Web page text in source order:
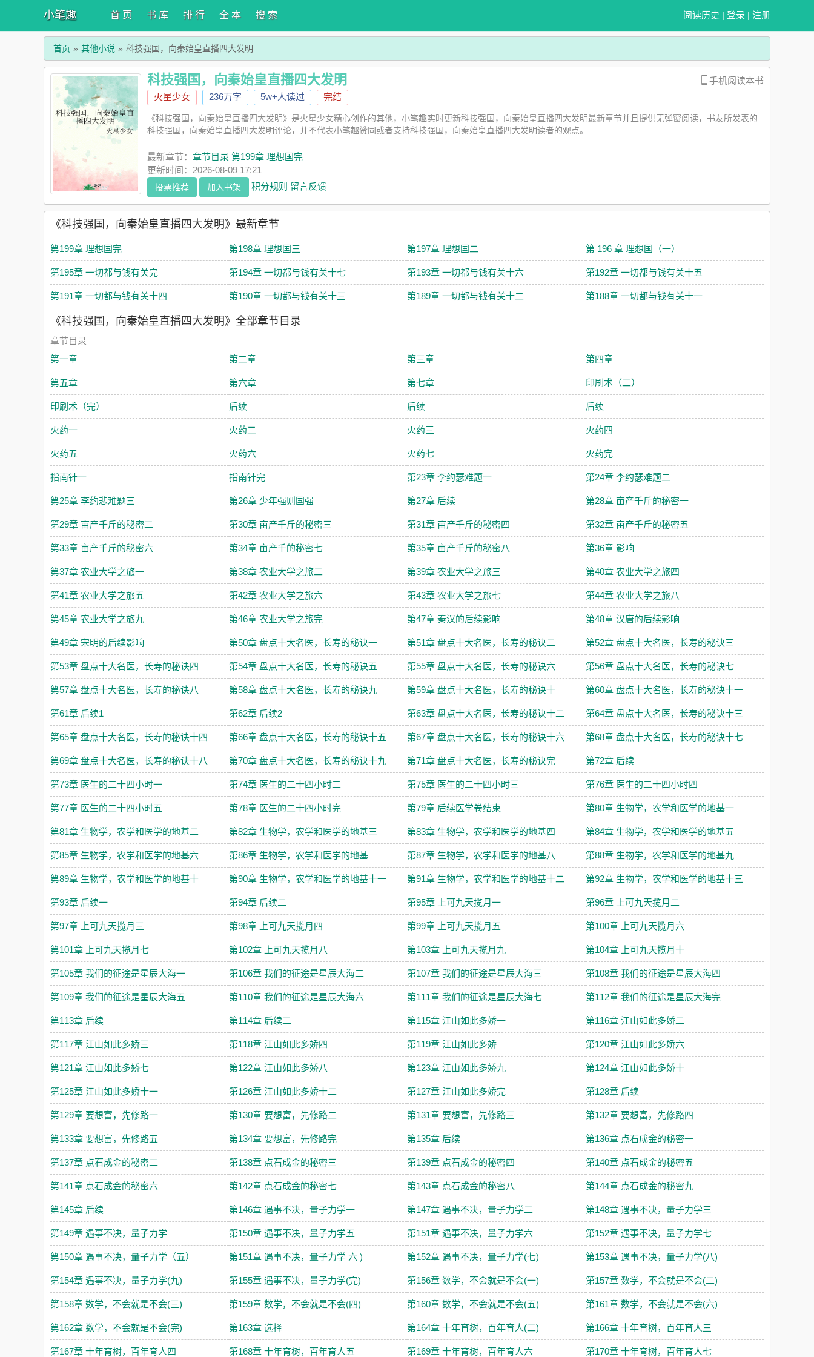
小笔趣 阅读历史 | 登录 | 注册
首 页 书 库 排 行 全 本 搜 索
首页 其他小说 科技强国，向秦始皇直播四大发明
手机阅读本书
科技强国，向秦始皇直播四大发明
火星少女 236万字 5w+人读过 完结
《科技强国，向秦始皇直播四大发明》是火星少女精心创作的其他，小笔趣实时更新科技强国，向秦始皇直播四大发明最新章节并且提供无弹窗阅读，书友所发表的
科技强国，向秦始皇直播四大发明评论，并不代表小笔趣赞同或者支持科技强国，向秦始皇直播四大发明读者的观点。
最新章节： 章节目录 第199章 理想国完
更新时间：2026-08-09 17:21
投票推荐 加入书架 积分规则 留言反馈
《科技强国，向秦始皇直播四大发明》最新章节
第199章 理想国完 第198章 理想国三 第197章 理想国二 第 196 章 理想国（一）
第195章 一切都与钱有关完 第194章 一切都与钱有关十七 第193章 一切都与钱有关十六 第192章 一切都与钱有关十五
第191章 一切都与钱有关十四 第190章 一切都与钱有关十三 第189章 一切都与钱有关十二 第188章 一切都与钱有关十一
《科技强国，向秦始皇直播四大发明》全部章节目录
章节目录
第一章
第二章 第三章 第四章
第五章 第六章 第七章 印刷术（二）
印刷术（完） 后续 后续 后续
火药一 火药二 火药三 火药四
火药五 火药六 火药七 火药完
指南针一 指南针完 第23章 李约瑟难题一 第24章 李约瑟难题二
第25章 李约悲难题三 第26章 少年强则国强 第27章 后续 第28章 亩产千斤的秘密一
第29章 亩产千斤的秘密二 第30章 亩产千斤的秘密三 第31章 亩产千斤的秘密四 第32章 亩产千斤的秘密五
第33章 亩产千斤的秘密六 第34章 亩产千的秘密七 第35章 亩产千斤的秘密八 第36章 影响
第37章 农业大学之旅一 第38章 农业大学之旅二 第39章 农业大学之旅三 第40章 农业大学之旅四
第41章 农业大学之旅五 第42章 农业大学之旅六 第43章 农业大学之旅七 第44章 农业大学之旅八
第45章 农业大学之旅九 第46章 农业大学之旅完 第47章 秦汉的后续影响 第48章 汉唐的后续影响
第49章 宋明的后续影响 第50章 盘点十大名医，长寿的秘诀一 第51章 盘点十大名医，长寿的秘诀二 第52章 盘点十大名医，长寿的秘诀三
第53章 盘点十大名医，长寿的秘诀四 第54章 盘点十大名医，长寿的秘诀五 第55章 盘点十大名医，长寿的秘诀六 第56章 盘点十大名医，长寿的秘诀七
第57章 盘点十大名医，长寿的秘诀八 第58章 盘点十大名医，长寿的秘诀九 第59章 盘点十大名医，长寿的秘诀十 第60章 盘点十大名医，长寿的秘诀十一
第61章 后续1 第62章 后续2 第63章 盘点十大名医，长寿的秘诀十二 第64章 盘点十大名医，长寿的秘诀十三
第65章 盘点十大名医，长寿的秘诀十四 第66章 盘点十大名医，长寿的秘诀十五 第67章 盘点十大名医，长寿的秘诀十六 第68章 盘点十大名医，长寿的秘诀十七
第69章 盘点十大名医，长寿的秘诀十八 第70章 盘点十大名医，长寿的秘诀十九 第71章 盘点十大名医，长寿的秘诀完 第72章 后续
第73章 医生的二十四小时一 第74章 医生的二十四小时二 第75章 医生的二十四小时三 第76章 医生的二十四小时四
第77章 医生的二十四小时五 第78章 医生的二十四小时完 第79章 后续医学卷结束 第80章 生物学，农学和医学的地基一
第81章 生物学，农学和医学的地基二 第82章 生物学，农学和医学的地基三 第83章 生物学，农学和医学的地基四 第84章 生物学，农学和医学的地基五
第85章 生物学，农学和医学的地基六 第86章 生物学，农学和医学的地基 第87章 生物学，农学和医学的地基八 第88章 生物学，农学和医学的地基九
第89章 生物学，农学和医学的地基十 第90章 生物学，农学和医学的地基十一 第91章 生物学，农学和医学的地基十二 第92章 生物学，农学和医学的地基十三
第93章 后续一 第94章 后续二 第95章 上可九天揽月一 第96章 上可九天揽月二
第97章 上可九天揽月三 第98章 上可九天揽月四 第99章 上可九天揽月五 第100章 上可九天揽月六
第101章 上可九天揽月七 第102章 上可九天揽月八 第103章 上可九天揽月九 第104章 上可九天揽月十
第105章 我们的征途是星辰大海一 第106章 我们的征途是星辰大海二 第107章 我们的征途是星辰大海三 第108章 我们的征途是星辰大海四
第109章 我们的征途是星辰大海五 第110章 我们的征途是星辰大海六 第111章 我们的征途是星辰大海七 第112章 我们的征途是星辰大海完
第113章 后续 第114章 后续二 第115章 江山如此多娇一 第116章 江山如此多娇二
第117章 江山如此多娇三 第118章 江山如此多娇四 第119章 江山如此多娇 第120章 江山如此多娇六
第121章 江山如此多娇七 第122章 江山如此多娇八 第123章 江山如此多娇九 第124章 江山如此多娇十
第125章 江山如此多娇十一 第126章 江山如此多娇十二 第127章 江山如此多娇完 第128章 后续
第129章 要想富，先修路一 第130章 要想富，先修路二 第131章 要想富，先修路三 第132章 要想富，先修路四
第133章 要想富，先修路五 第134章 要想富，先修路完 第135章 后续 第136章 点石成金的秘密一
第137章 点石成金的秘密二 第138章 点石成金的秘密三 第139章 点石成金的秘密四 第140章 点石成金的秘密五
第141章 点石成金的秘密六 第142章 点石成金的秘密七 第143章 点石成金的秘密八 第144章 点石成金的秘密九
第145章 后续 第146章 遇事不决，量子力学一 第147章 遇事不决，量子力学二 第148章 遇事不决，量子力学三
第149章 遇事不决，量子力学 第150章 遇事不决，量子力学五 第151章 遇事不决，量子力学六 第152章 遇事不决，量子力学七
第150章 遇事不决，量子力学（五） 第151章 遇事不决，量子力学 六 ) 第152章 遇事不决，量子力学(七) 第153章 遇事不决，量子力学(八)
第154章 遇事不决，量子力学(九) 第155章 遇事不决，量子力学(完) 第156章 数学，不会就是不会(一) 第157章 数学，不会就是不会(二)
第158章 数学，不会就是不会(三) 第159章 数学，不会就是不会(四) 第160章 数学，不会就是不会(五) 第161章 数学，不会就是不会(六)
第162章 数学，不会就是不会(完) 第163章 选择 第164章 十年育树，百年育人(二) 第166章 十年育树，百年育人三
第167章 十年育树，百年育人四 第168章 十年育树，百年育人五 第169章 十年育树，百年育人六 第170章 十年育树，百年育人七